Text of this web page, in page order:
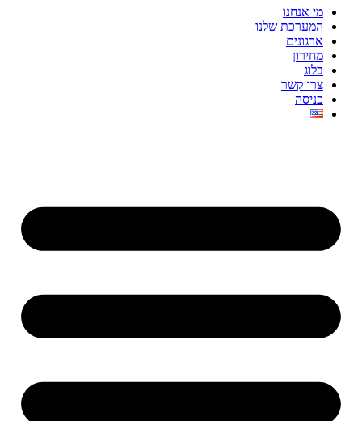
מי אנחנו
המערכת שלנו
ארגונים
מחירון
בלוג
צרו קשר
כניסה